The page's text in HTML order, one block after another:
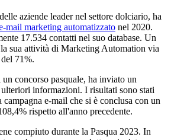
aziende leader nel settore dolciario, ha
mail marketing automatizzato nel 2020.
17.534 contatti nel suo database. Un
sua attività di Marketing Automation via
71%.
concorso pasquale, ha inviato un
informazioni. I risultati sono stati
e-mail che si è conclusa con un
rispetto all'anno precedente.
compiuto durante la Pasqua 2023. In